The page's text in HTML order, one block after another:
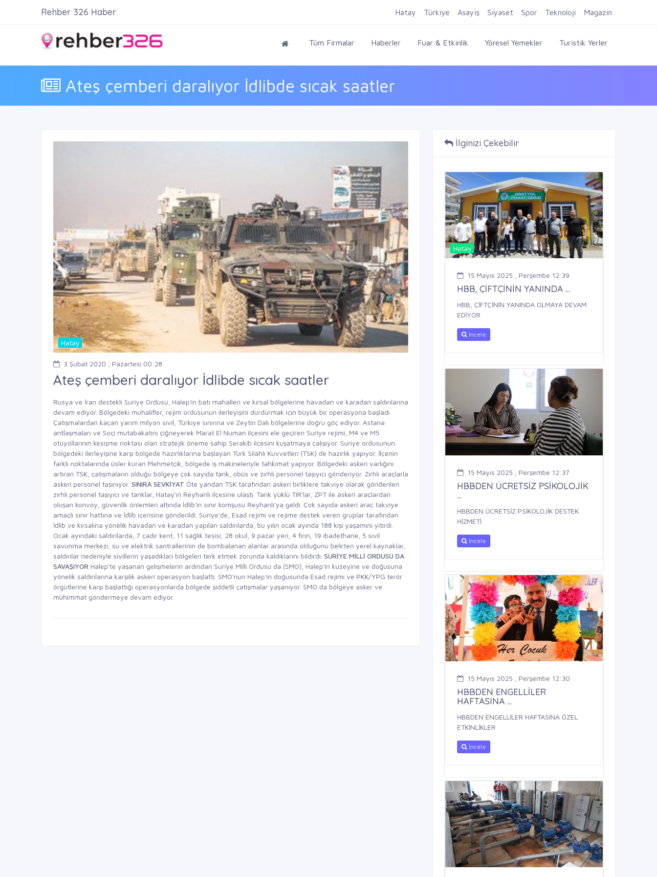
Firma Ekle Kayıt Ol Giriş Yap
Tüm Firmalar Haberler Fuar & Etkinlik Yöresel Yemekler Turistik Yerler
Ateş çemberi daralıyor İdlibde sıcak saatler
Rehber 326 Haber Hatay Türkiye Asayiş Siyaset Spor Teknoloji Magazin
Hatay
3 Şubat 2020 , Pazartesi 00:28
Ateş çemberi daralıyor İdlibde sıcak saatler
Rusya ve İran destekli Suriye Ordusu, Halep'in batı mahalleri ve kırsal bölgelerine havadan ve karadan saldırılarına
devam ediyor. Bölgedeki muhalifler, rejim ordusunun ilerleyişini durdurmak için büyük bir operasyona başladı.
Çatışmalardan kaçan yarım milyon sivil, Türkiye sınırına ve Zeytin Dalı bölgelerine doğru göç ediyor. Astana
antlaşmaları ve Soçi mutabakatını çiğneyerek Marat El Numan ilçesini ele geçiren Suriye rejimi, M4 ve M5
otoyollarının kesişme noktası olan stratejik öneme sahip Serakib ilçesini kuşatmaya çalışıyor. Suriye ordusunun
bölgedeki ilerleyişine karşı bölgede hazırlıklarına başlayan Türk Silahlı Kuvvetleri (TSK) de hazırlık yapıyor. İlçenin
farklı noktalarında üsler kuran Mehmetçik, bölgede iş makineleriyle tahkimat yapıyor. Bölgedeki askeri varlığını
artıran TSK, çatışmaların olduğu bölgeye çok sayıda tank, obüs ve zırhlı personel taşıyıcı gönderiyor. Zırhlı araçlarla
askeri personel taşınıyor. SINIRA SEVKİYAT Öte yandan TSK tarafından askeri birliklere takviye olarak gönderilen
zırhlı personel taşıyıcı ve tanklar, Hatay'ın Reyhanlı ilçesine ulaştı. Tank yüklü TIR'lar, ZPT ile askeri araçlardan
oluşan konvoy, güvenlik önlemleri altında İdlib'in sınır komşusu Reyhanlı'ya geldi. Çok sayıda askeri araç takviye
amaçlı sınır hattına ve İdlib içerisine gönderildi. Suriye'de, Esad rejimi ve rejime destek veren gruplar tarafından
İdlib ve kırsalına yönelik havadan ve karadan yapılan saldırılarda, bu yılın ocak ayında 188 kişi yaşamını yitirdi.
Ocak ayındaki saldırılarda, 7 çadır kent, 11 sağlık tesisi, 28 okul, 9 pazar yeri, 4 fırın, 19 ibadethane, 5 sivil
savunma merkezi, su ve elektrik santrallerinin de bombalanan alanlar arasında olduğunu belirten yerel kaynaklar,
saldırılar nedeniyle sivillerin yaşadıkları bölgeleri terk etmek zorunda kaldıklarını bildirdi. SURİYE MİLLİ ORDUSU DA
SAVAŞIYOR Halep'te yaşanan gelişmelerin ardından Suriye Milli Ordusu da (SMO), Halep'in kuzeyine ve doğusuna
yönelik saldırılarına karşılık askeri operasyon başlattı. SMO'nun Halep'in doğusunda Esad rejimi ve PKK/YPG terör
örgütlerine karşı başlattığı operasyonlarda bölgede şiddetli çatışmalar yaşanıyor. SMO da bölgeye asker ve
mühimmat göndermeye devam ediyor.
İlginizi Çekebilir
Hatay
15 Mayıs 2025 , Perşembe 12:39
HBB, ÇİFTÇİNİN YANINDA ...
HBB, ÇİFTÇİNİN YANINDA OLMAYA DEVAM
EDİYOR
İncele
15 Mayıs 2025 , Perşembe 12:37
HBBDEN ÜCRETSİZ PSİKOLOJİK
...
HBBDEN ÜCRETSİZ PSİKOLOJİK DESTEK
HİZMETİ
İncele
15 Mayıs 2025 , Perşembe 12:30
HBBDEN ENGELLİLER
HAFTASINA ...
HBBDEN ENGELLİLER HAFTASINA ÖZEL
ETKİNLİKLER
İncele